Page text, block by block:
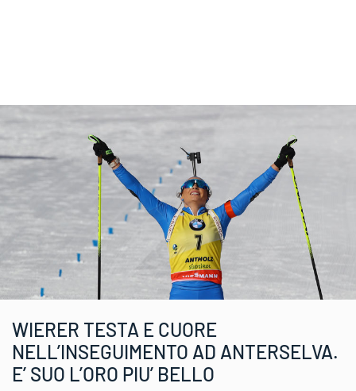
WIERER TESTA E CUORE
NELL’INSEGUIMENTO AD ANTERSELVA.
E’ SUO L’ORO PIU’ BELLO